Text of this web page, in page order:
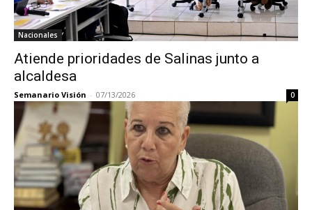
Nacionales
Atiende prioridades de Salinas junto a
alcaldesa
Semanario Visión - 07/13/2026 0